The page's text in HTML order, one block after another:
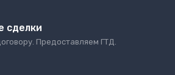
сделки
Предоставляем ГТД.